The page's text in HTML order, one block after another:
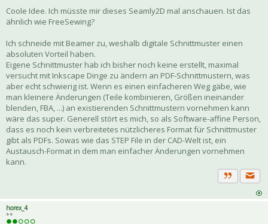
Coole Idee. Ich müsste mir dieses Seamly2D mal anschauen. Ist das
ähnlich wie FreeSewing?
Ich schneide mit Beamer zu, weshalb digitale Schnittmuster einen
absoluten Vorteil haben.
Eigene Schnittmuster hab ich bisher noch keine erstellt, maximal
versucht mit Inkscape Dinge zu ändern an PDF-Schnittmustern, was
aber echt schwierig ist. Wenn es einen einfacheren Weg gäbe, wie
man kleinere Änderungen (Teile kombinieren, Größen ineinander
blenden, FBA, ...) an existierenden Schnittmustern vornehmen kann
wäre das super. Generell stört es mich, so als Software-affine Person,
dass es noch kein verbreitetes nützlicheres Format für Schnittmuster
gibt als PDFs. Sowas wie das STEP File in der CAD-Welt ist, ein
Austausch-Format in dem man einfacher Änderungen vornehmen
kann.
Zitat
horex_4
**